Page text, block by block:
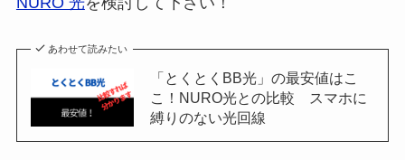
あわせて読みたい
「とくとくBB光」の最安値はこ
こ！NURO光との比較 スマホに
縛りのない光回線